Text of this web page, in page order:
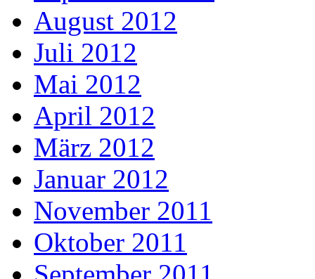
August 2012
Juli 2012
Mai 2012
April 2012
März 2012
Januar 2012
November 2011
Oktober 2011